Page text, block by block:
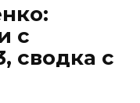
с
сводка с